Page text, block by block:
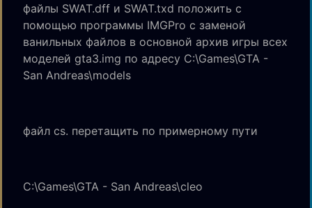
файлы SWAT.dff и SWAT.txd положить с
помощью программы IMGPro с заменой
ванильных файлов в основной архив игры всех
моделей gta3.img по адресу C:\Games\GTA -
San Andreas\models
файл cs. перетащить по примерному пути
C:\Games\GTA - San Andreas\cleo